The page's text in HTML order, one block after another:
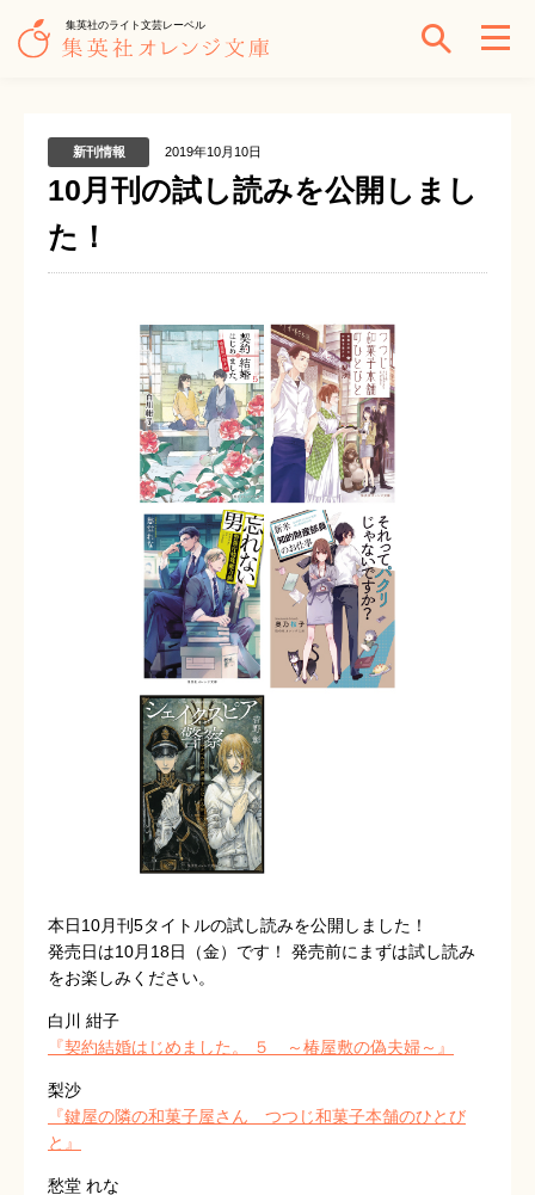
集英社のライト文芸レーベル
新刊情報 2019年10月10日
10月刊の試し読みを公開しまし
た！
本日10月刊5タイトルの試し読みを公開しました！
発売日は10月18日（金）です！ 発売前にまずは試し読み
をお楽しみください。
白川 紺子
『契約結婚はじめました。 ５ ～椿屋敷の偽夫婦～』
梨沙
『鍵屋の隣の和菓子屋さん つつじ和菓子本舗のひとび
と』
愁堂 れな